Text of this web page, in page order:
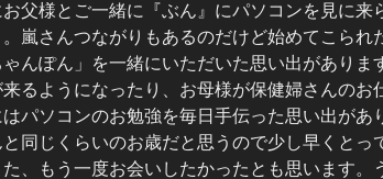
お父様とご一緒に『ぶん』にパソコンを見に来
。嵐さんつながりもあるのだけど始めてこられ
んぽん」を一緒にいただいた思い出がありま
るようになったり、お母様が保健婦さんのお
パソコンのお勉強を毎日手伝った思い出があ
同じくらいのお歳だと思うので少し早くとっ
、もう一度お会いしたかったとも思います。